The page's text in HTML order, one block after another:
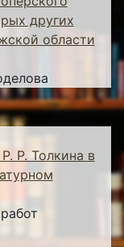
других
области
Р. Толкина в